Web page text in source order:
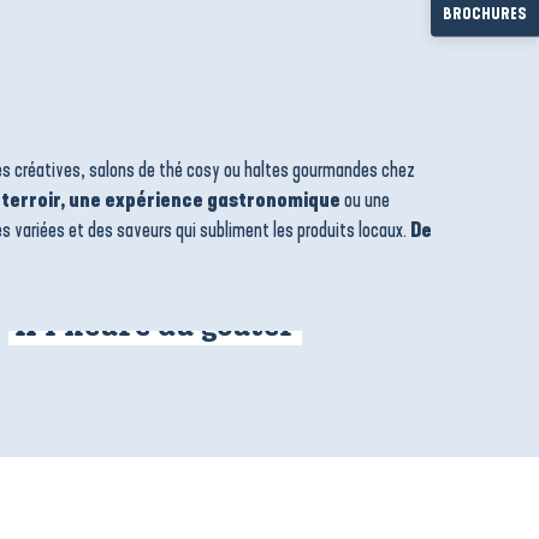
BROCHURES
créatives, salons de thé cosy ou haltes gourmandes chez
une expérience gastronomiqueou une
variées et des saveurs qui subliment les produits locaux. De
À l’heure du goûter